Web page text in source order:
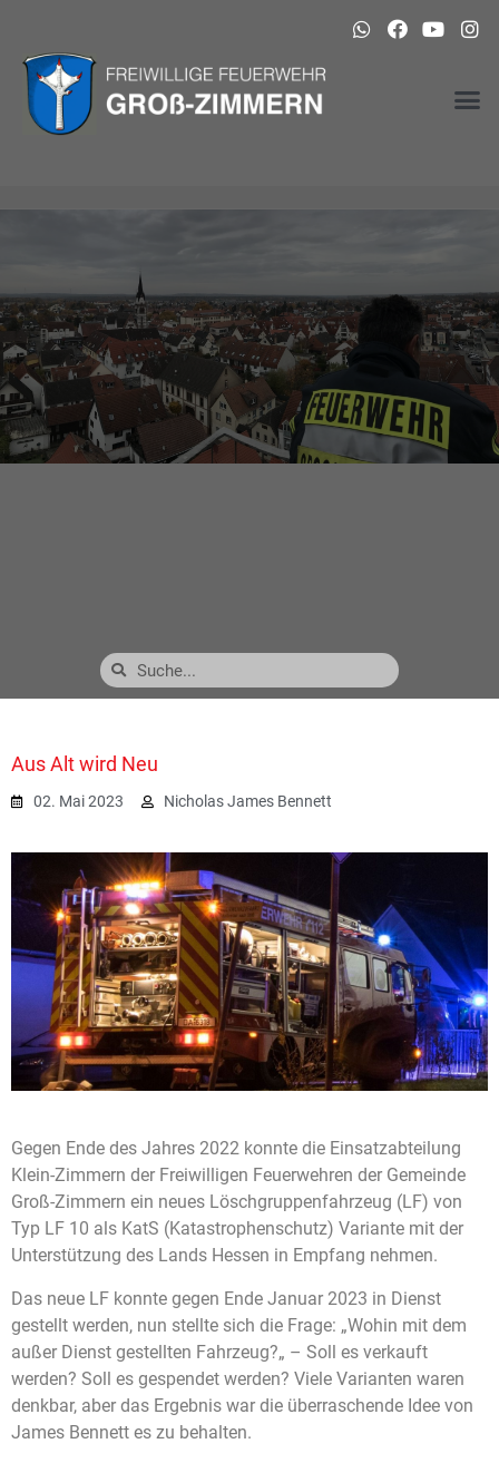
Aus Alt wird Neu
02. Mai 2023 Nicholas James Bennett
Gegen Ende des Jahres 2022 konnte die Einsatzabteilung
Klein-Zimmern der Freiwilligen Feuerwehren der Gemeinde
Groß-Zimmern ein neues Löschgruppenfahrzeug (LF) von
Typ LF 10 als KatS (Katastrophenschutz) Variante mit der
Unterstützung des Lands Hessen in Empfang nehmen.
Das neue LF konnte gegen Ende Januar 2023 in Dienst
gestellt werden, nun stellte sich die Frage: „Wohin mit dem
außer Dienst gestellten Fahrzeug?„ – Soll es verkauft
werden? Soll es gespendet werden? Viele Varianten waren
denkbar, aber das Ergebnis war die überraschende Idee von
James Bennett es zu behalten.